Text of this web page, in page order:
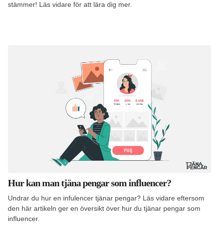
stämmer! Läs vidare för att lära dig mer.
Hur kan man tjäna pengar som influencer?
Undrar du hur en infulencer tjänar pengar? Läs vidare eftersom
den här artikeln ger en översikt över hur du tjänar pengar som
influencer.